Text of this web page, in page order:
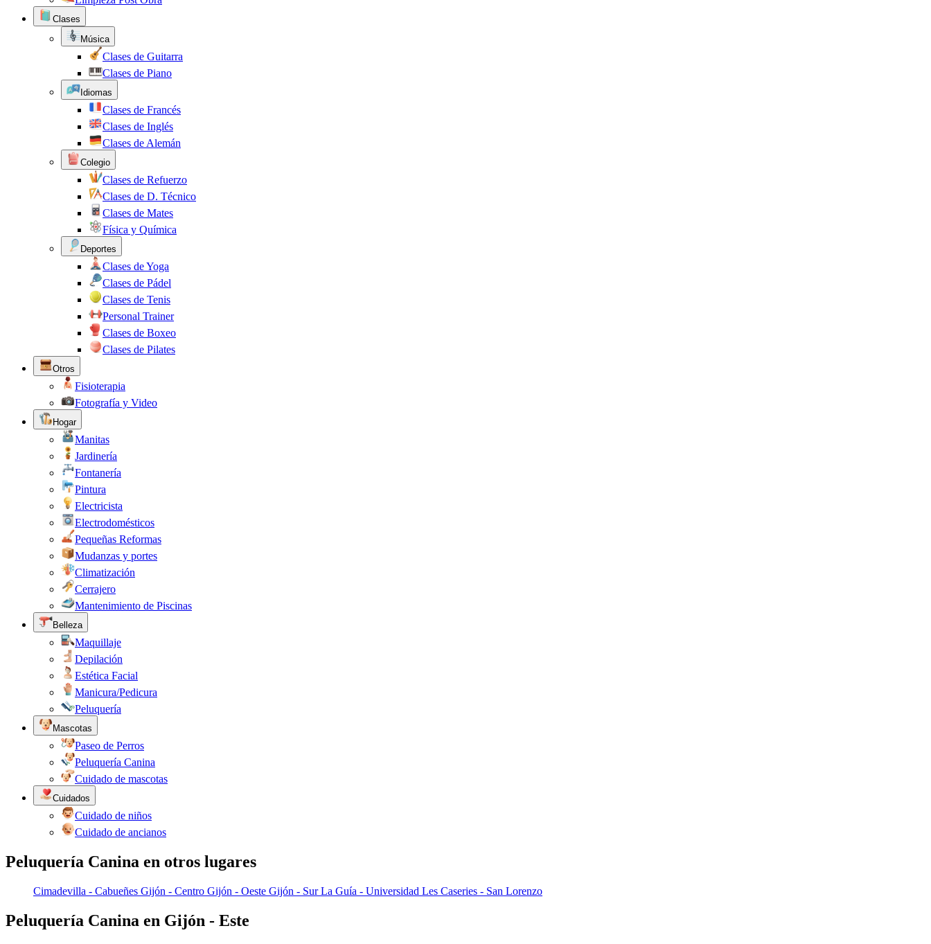
Clases
Música
Clases de Guitarra
Clases de Piano
Idiomas
Clases de Francés
Clases de Inglés
Clases de Alemán
Colegio
Clases de Refuerzo
Clases de D. Técnico
Clases de Mates
Física y Química
Deportes
Clases de Yoga
Clases de Pádel
Clases de Tenis
Personal Trainer
Clases de Boxeo
Clases de Pilates
Otros
Fisioterapia
Fotografía y Video
Hogar
Manitas
Jardinería
Fontanería
Pintura
Electricista
Electrodomésticos
Pequeñas Reformas
Mudanzas y portes
Climatización
Cerrajero
Mantenimiento de Piscinas
Belleza
Maquillaje
Depilación
Estética Facial
Manicura/Pedicura
Peluquería
Mascotas
Paseo de Perros
Peluquería Canina
Cuidado de mascotas
Cuidados
Cuidado de niños
Cuidado de ancianos
Peluquería Canina en otros lugares
Cimadevilla - Cabueñes Gijón - Centro Gijón - Oeste Gijón - Sur La Guía - Universidad Les Caseries - San Lorenzo
Peluquería Canina en Gijón - Este